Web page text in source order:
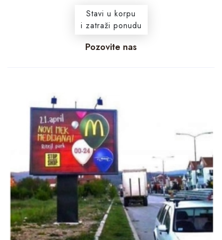
Stavi u korpu
i zatraži ponudu
Pozovite nas